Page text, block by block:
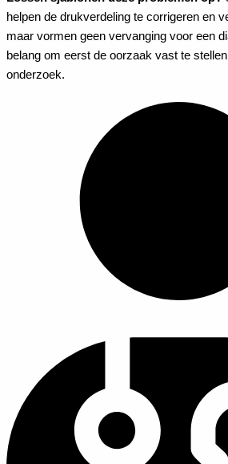
helpen de drukverdeling te corrigeren en
maar vormen geen vervanging voor een
belang om eerst de oorzaak vast te
onderzoek.